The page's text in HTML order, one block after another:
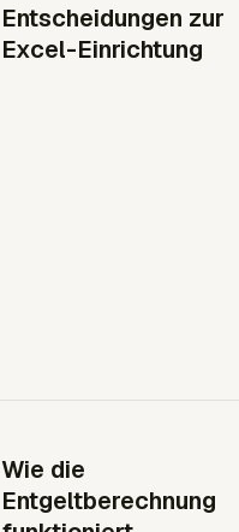
Entscheidungen zur
Excel-Einrichtung
Wie die
Entgeltberechnung